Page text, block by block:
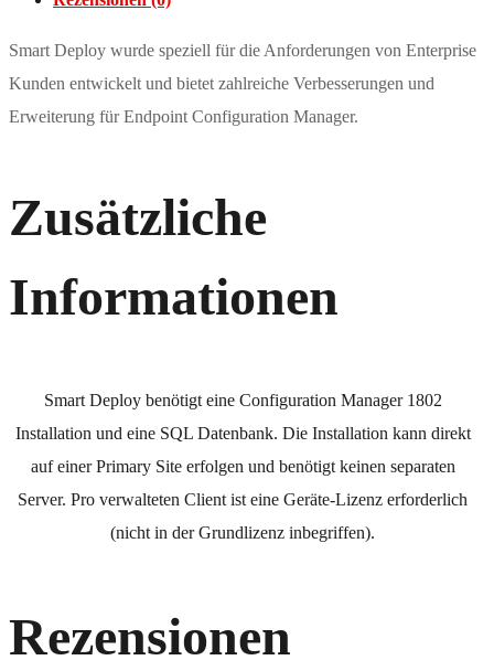
Smart Deploy wurde speziell für die Anforderungen von Enterprise
Kunden entwickelt und bietet zahlreiche Verbesserungen und
Erweiterung für Endpoint Configuration Manager.
Zusätzliche
Informationen
Smart Deploy benötigt eine Configuration Manager 1802
Installation und eine SQL Datenbank. Die Installation kann direkt
auf einer Primary Site erfolgen und benötigt keinen separaten
Server. Pro verwalteten Client ist eine Geräte-Lizenz erforderlich
(nicht in der Grundlizenz inbegriffen).
Rezensionen